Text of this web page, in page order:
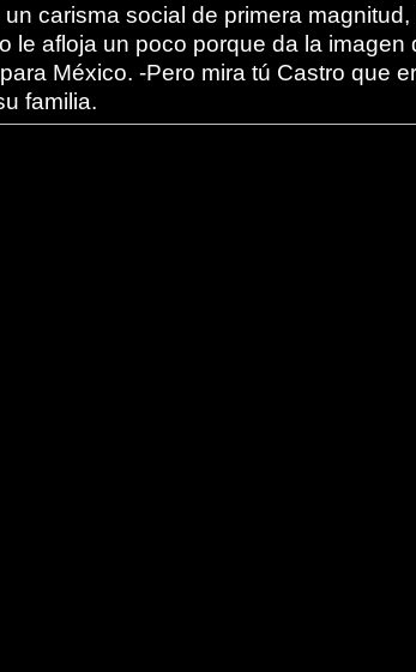
carisma social de primera
le afloja un poco porque da la
México. -Pero mira tú Castro que
familia.